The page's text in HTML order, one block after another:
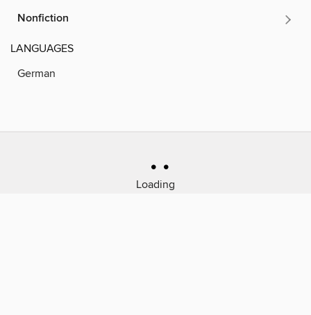
Nonfiction
LANGUAGES
German
Loading